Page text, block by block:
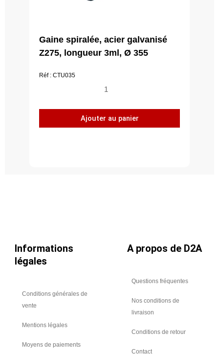
Gaine spiralée, acier galvanisé
Z275, longueur 3ml, Ø 355
Réf : CTU035
quantité
Gaine
spiralée,
Ajouter au panier
Informations
légales
Conditions générales de
vente
Mentions légales
Moyens de paiements
A propos de D2A
Questions fréquentes
Nos conditions de
livraison
Conditions de retour
Contact